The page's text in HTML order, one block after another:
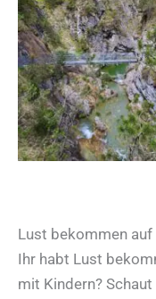
Lust bekommen
Ihr habt Lust
mit Kindern?